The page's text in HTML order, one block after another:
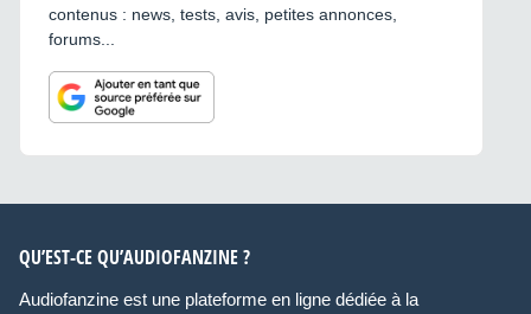
contenus : news, tests, avis, petites annonces,
forums...
QU’EST-CE QU’AUDIOFANZINE ?
Audiofanzine est une plateforme en ligne dédiée à la